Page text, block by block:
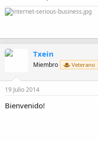
Txein
Miembro Veterano
19 Julio 2014
Bienvenido!